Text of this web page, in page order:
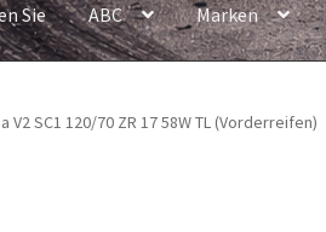
Sie ABC Marken
SC1 120/70 ZR 17 58W TL (Vorderreifen)